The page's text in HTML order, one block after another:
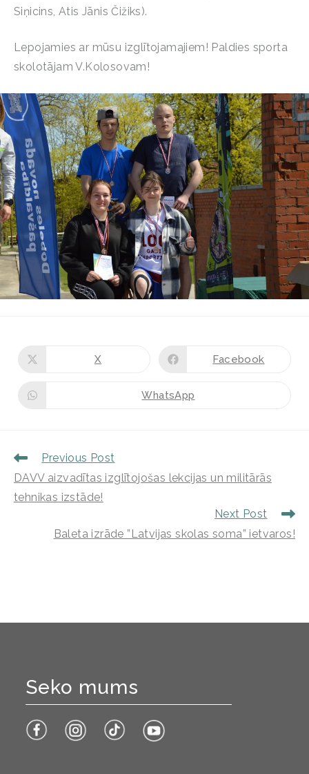
Siņicins, Atis Jānis Čižiks).
Lepojamies ar mūsu izglītojamajiem! Paldies sporta
skolotājam V.Kolosovam!
X Facebook
WhatsApp
Previous Post
DAVV aizvadītas izglītojošas lekcijas un militārās
tehnikas izstāde!
Next Post
Baleta izrāde ”Latvijas skolas soma” ietvaros!
Seko mums